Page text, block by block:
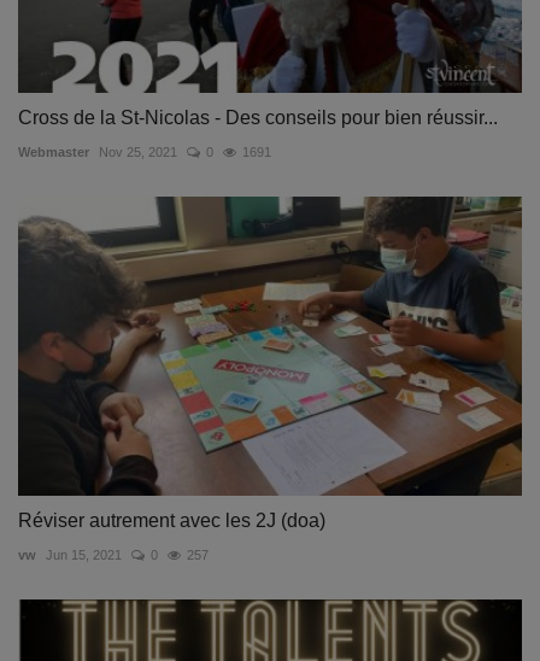
Cross de la St-Nicolas - Des conseils pour bien réussir...
Webmaster Nov 25, 2021 0 1691
Réviser autrement avec les 2J (doa)
vw Jun 15, 2021 0 257